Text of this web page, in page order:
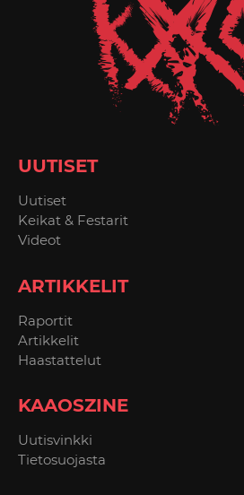
UUTISET
Uutiset
Keikat & Festarit
Videot
ARTIKKELIT
Raportit
Artikkelit
Haastattelut
KAAOSZINE
Uutisvinkki
Tietosuojasta